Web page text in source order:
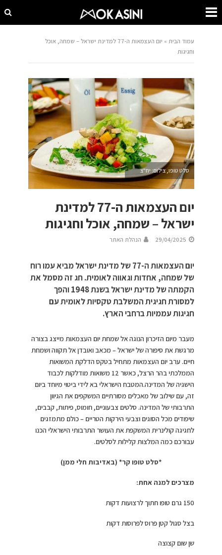
עמוד הבית »
יום העצמאות ה-77 למדינת ישראל – שמחה, אוכל
וחגיגות
סלט טופו, צילום: יח"צ
יום העצמאות ה-77 למדינת
ישראל – שמחה, אוכל וחגיגות
29/04/2025 הנהלת האתר
יום העצמאות ה-77 של מדינת ישראל מביא עמו רוח
של שמחה, אחדות וגאווה לאומית. חג זה מסמל את
הקמתה של מדינת ישראל בשנת 1948 והפך
למסורת חגיגית המשלבת טקסיות לאומית עם
חגיגות עממיות ברחבי הארץ.
מעבר מיום הזיכרון הנוגה אל שמחת יום העצמאות מייצג בצורה
מרגשת את סיפורה של ישראל – מכאב ואובדן אל תקווה ושמחת
חיים. ערב יום העצמאות מתחיל בטקס הדלקת המשואות
הממלכתי בהר הרצל, כאשר 12 משואות מודלקות לכבוד
הישגיה של המדינה.המטבח הישראלי בא לידי ביטוי מיוחד ביום
זה, עם שילוב של מאכלים מסורתיים המשקפים את הגיוון
התרבותי של המדינה. סלטים צבעוניים, חומוס, פיתות, קבבים,
שיפודים מכל הסוגים וצבעי הירקות הטריים – כולם מתמזגים
לחגיגה קולינרית המשקפת את העושר התרבותי הישראלי הכנו
עבורכם כמה המלצות קלילות לסלטים.
*סלט טופו קר* (באדיבות חלי ממן)
מצרכים למנה אחת:
150 גרם טופו חתוך לרצועות דקות
בצל סגול קטן פרוס לפרוסות דקות
שן שום קצוצה